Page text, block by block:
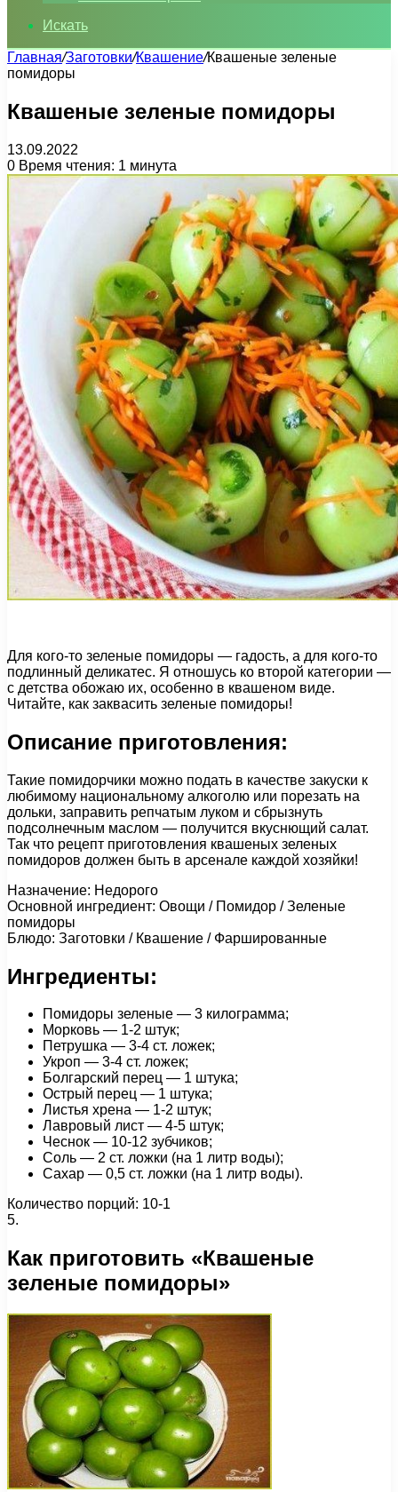
Искать
Главная/Заготовки/Квашение/Квашеные зеленые
помидоры
Квашеные зеленые помидоры
13.09.2022
0 Время чтения: 1 минута
Для кого-то зеленые помидоры — гадость, а для кого-то
подлинный деликатес. Я отношусь ко второй категории —
с детства обожаю их, особенно в квашеном виде.
Читайте, как заквасить зеленые помидоры!
Описание приготовления:
Такие помидорчики можно подать в качестве закуски к
любимому национальному алкоголю или порезать на
дольки, заправить репчатым луком и сбрызнуть
подсолнечным маслом — получится вкуснющий салат.
Так что рецепт приготовления квашеных зеленых
помидоров должен быть в арсенале каждой хозяйки!
Назначение: Недорого
Основной ингредиент: Овощи / Помидор / Зеленые
помидоры
Блюдо: Заготовки / Квашение / Фаршированные
Ингредиенты:
Помидоры зеленые — 3 килограмма;
Морковь — 1-2 штук;
Петрушка — 3-4 ст. ложек;
Укроп — 3-4 ст. ложек;
Болгарский перец — 1 штука;
Острый перец — 1 штука;
Листья хрена — 1-2 штук;
Лавровый лист — 4-5 штук;
Чеснок — 10-12 зубчиков;
Соль — 2 ст. ложки (на 1 литр воды);
Сахар — 0,5 ст. ложки (на 1 литр воды).
Количество порций: 10-1
5.
Как приготовить «Квашеные
зеленые помидоры»